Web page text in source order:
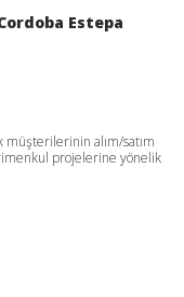
Estepa
müşterilerinin alım/satım
projelerine yönelik